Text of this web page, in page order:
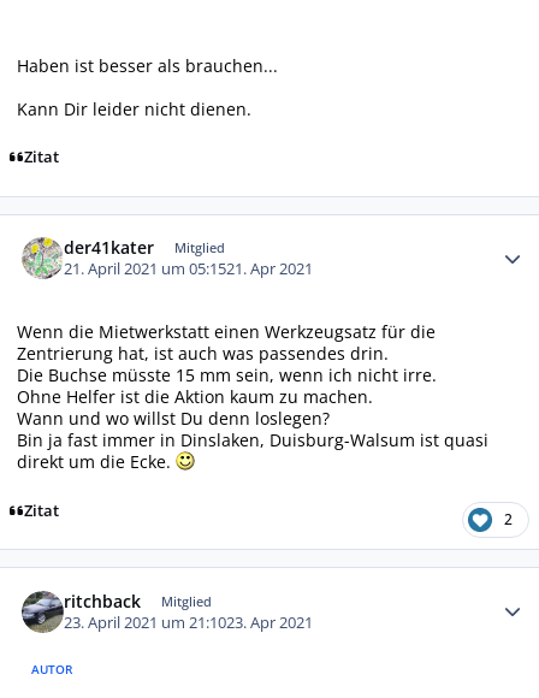
Haben ist besser als brauchen...
Kann Dir leider nicht dienen.
Zitat
der41kater Mitglied
21. April 2021 um 05:1521. Apr 2021
Wenn die Mietwerkstatt einen Werkzeugsatz für die
Zentrierung hat, ist auch was passendes drin.
Die Buchse müsste 15 mm sein, wenn ich nicht irre.
Ohne Helfer ist die Aktion kaum zu machen.
Wann und wo willst Du denn loslegen?
Bin ja fast immer in Dinslaken, Duisburg-Walsum ist quasi
direkt um die Ecke.
Zitat 2
ritchback Mitglied
23. April 2021 um 21:1023. Apr 2021
AUTOR